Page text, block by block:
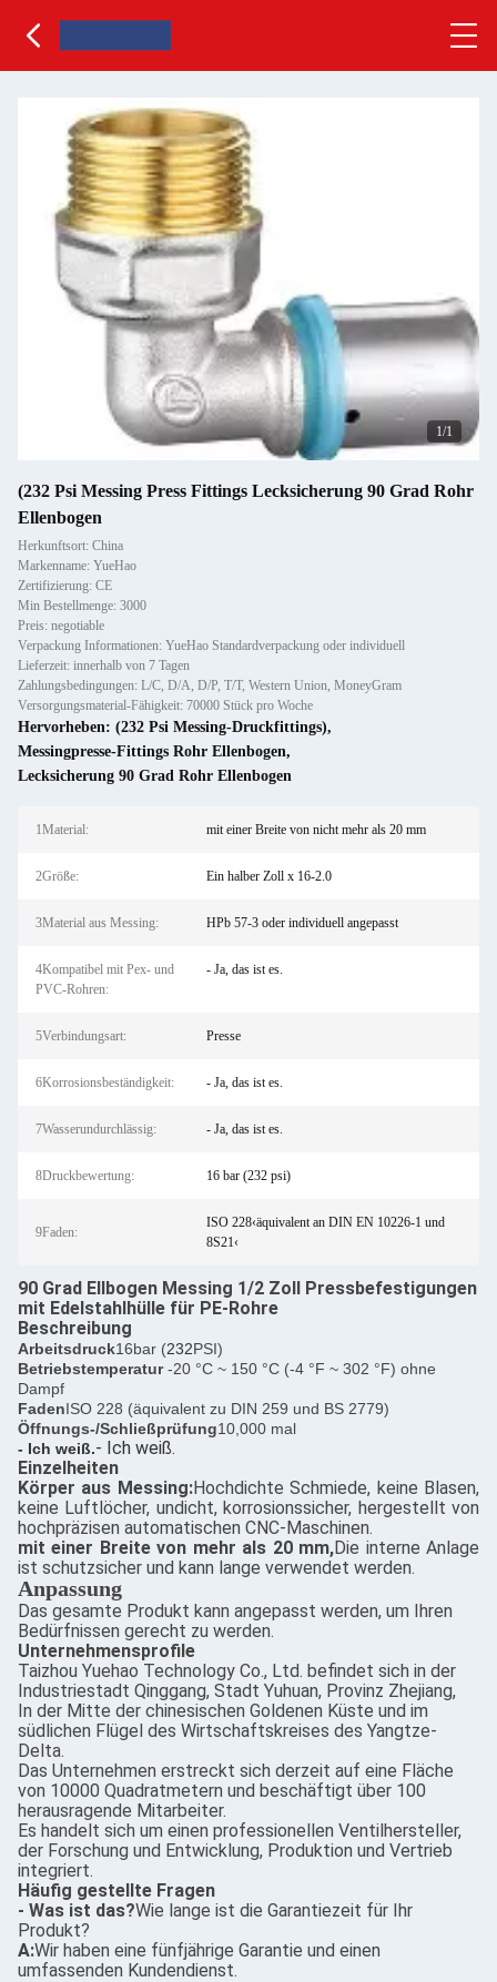
1/1
(232 Psi Messing Press Fittings Lecksicherung 90 Grad Rohr
Ellenbogen
Herkunftsort: China
Markenname: YueHao
Zertifizierung: CE
Min Bestellmenge: 3000
Preis: negotiable
Verpackung Informationen: YueHao Standardverpackung oder individuell
Lieferzeit: innerhalb von 7 Tagen
Zahlungsbedingungen: L/C, D/A, D/P, T/T, Western Union, MoneyGram
Versorgungsmaterial-Fähigkeit: 70000 Stück pro Woche
Hervorheben: (232 Psi Messing-Druckfittings),
Messingpresse-Fittings Rohr Ellenbogen,
Lecksicherung 90 Grad Rohr Ellenbogen
1Material: mit einer Breite von nicht mehr als 20 mm
2Größe: Ein halber Zoll x 16-2.0
3Material aus Messing: HPb 57-3 oder individuell angepasst
4Kompatibel mit Pex- und
PVC-Rohren:
- Ja, das ist es.
5Verbindungsart: Presse
6Korrosionsbeständigkeit: - Ja, das ist es.
7Wasserundurchlässig: - Ja, das ist es.
8Druckbewertung: 16 bar (232 psi)
9Faden:
ISO 228‹äquivalent an DIN EN 10226-1 und
8S21‹
90 Grad Ellbogen Messing 1/2 Zoll Pressbefestigungen
mit Edelstahlhülle für PE-Rohre
Beschreibung
Arbeitsdruck16bar (232PSI)
Betriebstemperatur -20 °C ~ 150 °C (-4 °F ~ 302 °F) ohne
Dampf
FadenISO 228 (äquivalent zu DIN 259 und BS 2779)
Öffnungs-/Schließprüfung10,000 mal
- Ich weiß.- Ich weiß.
Einzelheiten
Körper aus Messing:Hochdichte Schmiede, keine Blasen,
keine Luftlöcher, undicht, korrosionssicher, hergestellt von
hochpräzisen automatischen CNC-Maschinen.
mit einer Breite von mehr als 20 mm,Die interne Anlage
ist schutzsicher und kann lange verwendet werden.
Anpassung
Das gesamte Produkt kann angepasst werden, um Ihren
Bedürfnissen gerecht zu werden.
Unternehmensprofile
Taizhou Yuehao Technology Co., Ltd. befindet sich in der
Industriestadt Qinggang, Stadt Yuhuan, Provinz Zhejiang,
In der Mitte der chinesischen Goldenen Küste und im
südlichen Flügel des Wirtschaftskreises des Yangtze-
Delta.
Das Unternehmen erstreckt sich derzeit auf eine Fläche
von 10000 Quadratmetern und beschäftigt über 100
herausragende Mitarbeiter.
Es handelt sich um einen professionellen Ventilhersteller,
der Forschung und Entwicklung, Produktion und Vertrieb
integriert.
Häufig gestellte Fragen
- Was ist das?Wie lange ist die Garantiezeit für Ihr
Produkt?
A:Wir haben eine fünfjährige Garantie und einen
umfassenden Kundendienst.